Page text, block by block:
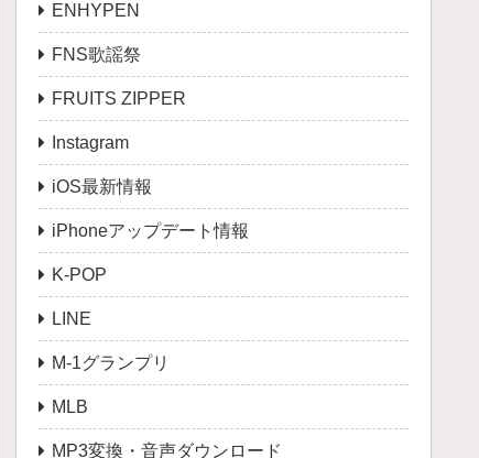
ENHYPEN
FNS歌謡祭
FRUITS ZIPPER
Instagram
iOS最新情報
iPhoneアップデート情報
K-POP
LINE
M-1グランプリ
MLB
MP3変換・音声ダウンロード